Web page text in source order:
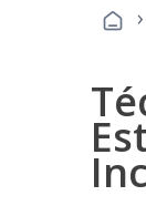
›